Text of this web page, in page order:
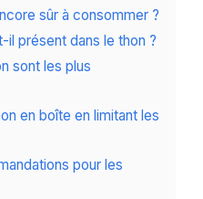
sûr à consommer ?
il présent dans le thon ?
sont les plus
en boîte en limitant les
pour les